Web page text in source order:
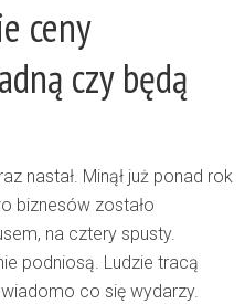
ceny
czy będą
nastał. Minął już ponad rok
biznesów zostało
na cztery spusty.
podniosą. Ludzie tracą
co się wydarzy.